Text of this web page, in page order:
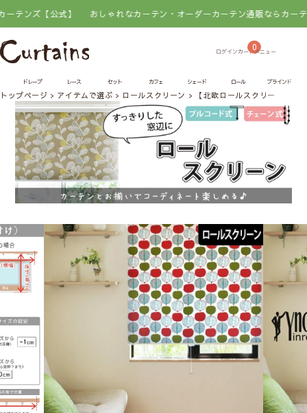
【公式】 おしゃれなカーテン・オーダーカーテン通販ならカーテンズ【
0
ドレープ レース セット カフェ シェード ロール ブラインド
トップページ アイテムで選ぶ ロールスクリーン 【北欧ロールスクリーン】ポ